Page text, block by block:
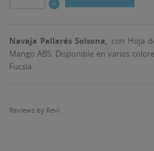
Navaja Pallarés Solsona, con Hoja
Mango ABS. Disponible en varios
Fucsia.
Reviews by Revi